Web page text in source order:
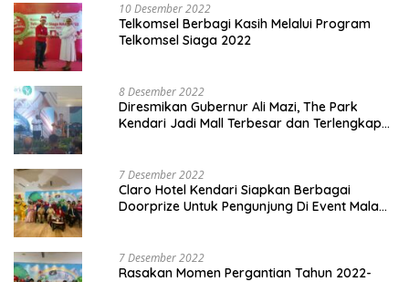
10 Desember 2022
Telkomsel Berbagi Kasih Melalui Program
Telkomsel Siaga 2022
8 Desember 2022
Diresmikan Gubernur Ali Mazi, The Park
Kendari Jadi Mall Terbesar dan Terlengkap
7 Desember 2022
Claro Hotel Kendari Siapkan Berbagai
Doorprize Untuk Pengunjung Di Event Malam
7 Desember 2022
Rasakan Momen Pergantian Tahun 2022-